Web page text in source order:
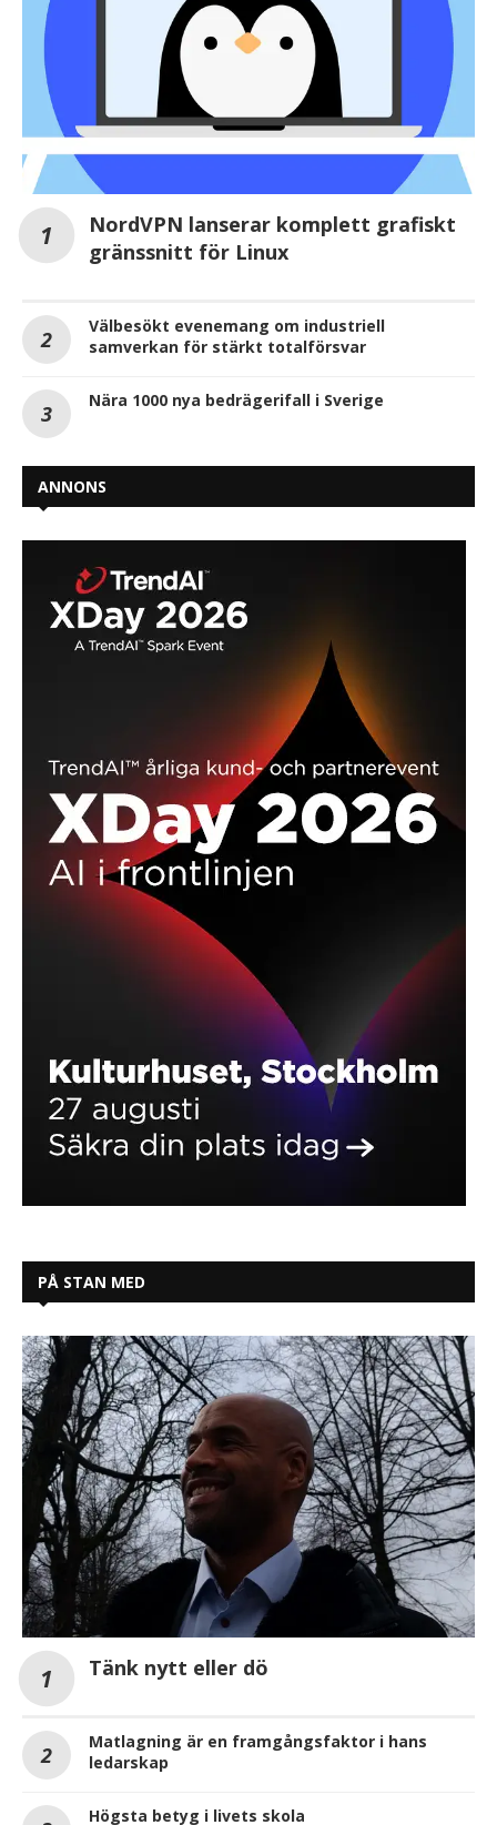
NordVPN lanserar komplett grafiskt
gränssnitt för Linux
Välbesökt evenemang om industriell
samverkan för stärkt totalförsvar
Nära 1000 nya bedrägerifall i Sverige
ANNONS
PÅ STAN MED
Tänk nytt eller dö
Matlagning är en framgångsfaktor i hans
ledarskap
Högsta betyg i livets skola